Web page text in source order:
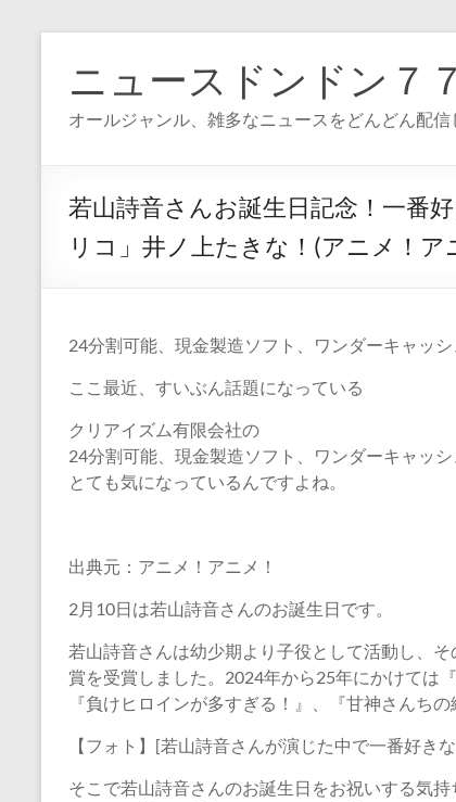
ニュースドンドン７
オールジャンル、雑多なニュースをどんどん配信
若山詩音さんお誕生日記念！一番
リコ」井ノ上たきな！(アニメ！ア
24分割可能、現金製造ソフト、ワンダーキャッ
ここ最近、すいぶん話題になっている
クリアイズム有限会社の
24分割可能、現金製造ソフト、ワンダーキャッシ
とても気になっているんですよね。
出典元：アニメ！アニメ！
2月10日は若山詩音さんのお誕生日です。
若山詩音さんは幼少期より子役として活動し、
賞を受賞しました。2024年から25年にかけては
『負けヒロインが多すぎる！』、『甘神さんち
【フォト】[若山詩音さんが演じた中で一番好き
そこで若山詩音さんのお誕生日をお祝いする気